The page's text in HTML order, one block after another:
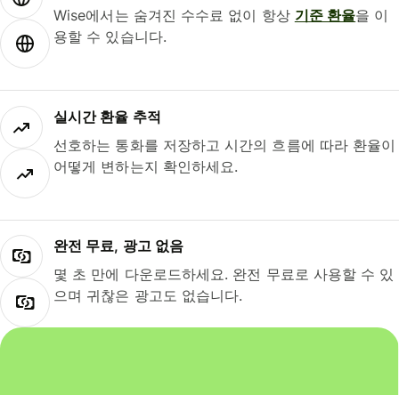
Wise에서는 숨겨진 수수료 없이 항상 기준 환율을 이
용할 수 있습니다.
실시간 환율 추적
선호하는 통화를 저장하고 시간의 흐름에 따라 환율이
어떻게 변하는지 확인하세요.
완전 무료, 광고 없음
몇 초 만에 다운로드하세요. 완전 무료로 사용할 수 있
으며 귀찮은 광고도 없습니다.